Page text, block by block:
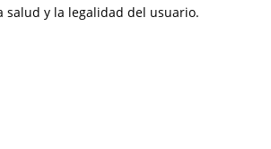
salud y la legalidad del usuario.